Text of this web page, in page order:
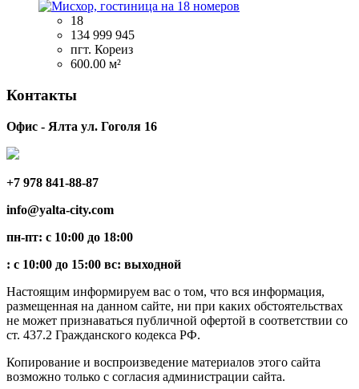
18
134 999 945
пгт. Кореиз
600.00 м²
Контакты
Офис - Ялта ул. Гоголя 16
+7 978 841-88-87
info@yalta-city.com
пн-пт: с 10:00 до 18:00
: с 10:00 до 15:00 вс: выходной
Настоящим информируем вас о том, что вся информация,
размещенная на данном сайте, ни при каких обстоятельствах
не может признаваться публичной офертой в соответствии со
ст. 437.2 Гражданского кодекса РФ.
Копирование и воспроизведение материалов этого сайта
возможно только с согласия администрации сайта.